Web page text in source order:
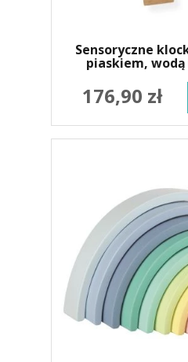
Sensoryczne
piaskiem,
176,90 zł